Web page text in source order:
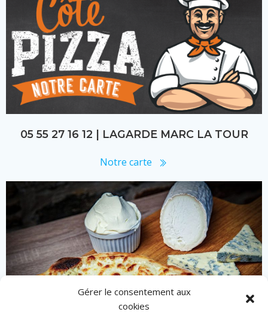
Gérer le consentement aux
cookies
05 55 27 16 12 | LAGARDE MARC LA TOUR
Notre carte